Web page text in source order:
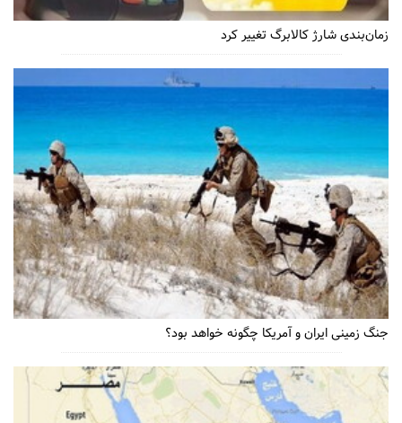
زمان‌بندی شارژ کالابرگ تغییر کرد
جنگ زمینی ایران و آمریکا چگونه خواهد بود؟